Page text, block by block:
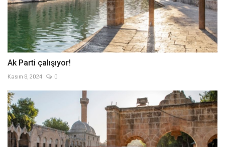
Ak Parti çalışıyor!
Kasım 8, 2024 0